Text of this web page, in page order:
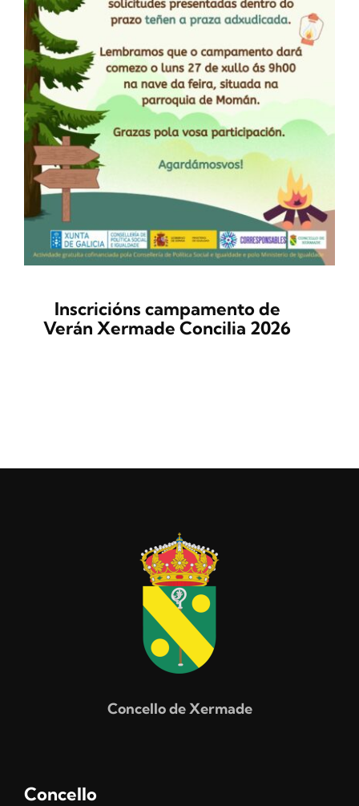
Inscricións campamento de
Verán Xermade Concilia 2026
Concello de Xermade
Concello